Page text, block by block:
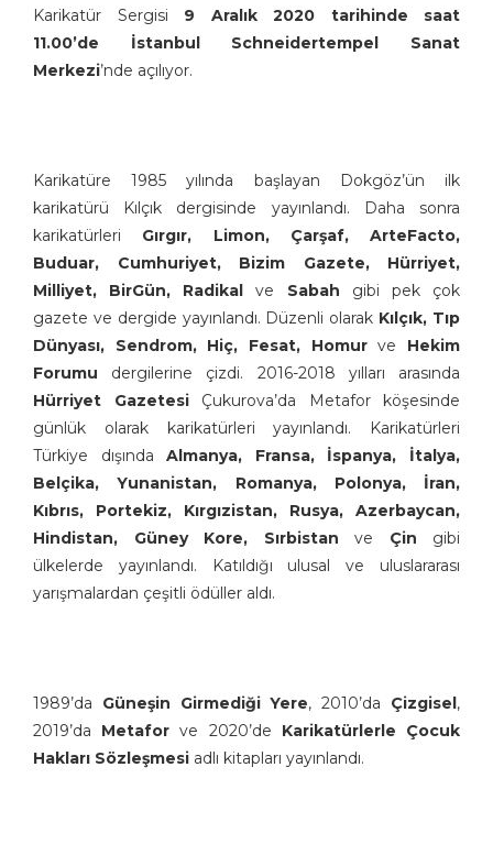
Karikatür Sergisi 9 Aralık 2020 tarihinde saat
11.00’de İstanbul Schneidertempel Sanat
Merkezi’nde açılıyor.
Karikatüre 1985 yılında başlayan Dokgöz’ün ilk
karikatürü Kılçık dergisinde yayınlandı. Daha sonra
karikatürleri Gırgır, Limon, Çarşaf, ArteFacto,
Buduar, Cumhuriyet, Bizim Gazete, Hürriyet,
Milliyet, BirGün, Radikal
ve Sabah gibi pek çok
gazete ve dergide yayınlandı. Düzenli olarak Kılçık, Tıp
Dünyası, Sendrom, Hiç, Fesat, Homurve Hekim
Forumu dergilerine çizdi. 2016-2018 yılları arasında
Hürriyet GazetesiÇukurova’da Metafor köşesinde
günlük olarak karikatürleri yayınlandı. Karikatürleri
Türkiye dışındaAlmanya, Fransa, İspanya, İtalya,
Belçika, Yunanistan, Romanya, Polonya, İran,
Kıbrıs, Portekiz, Kırgızistan, Rusya, Azerbaycan,
Hindistan, Güney Kore, Sırbistan ve Çin gibi
ülkelerde yayınlandı. Katıldığı ulusal ve uluslararası
yarışmalardan çeşitli ödüller aldı.
1989’da Güneşin Girmediği Yere, 2010’da Çizgisel ,
2019’da Metafor ve 2020’de Karikatürlerle Çocuk
Hakları Sözleşmesi adlı kitapları yayınlandı.